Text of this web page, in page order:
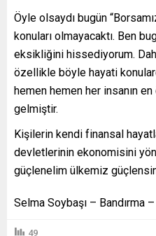
Öyle olsaydı bugün
konuları olmayacaktı. Ben
eksikliğini hissediyorum.
özellikle böyle hayati
hemen hemen her insanın
gelmiştir.
Kişilerin kendi finansal
devletlerinin ekonomisini
güçlenelim ülkemiz
Selma Soybaşı – Bandırma
49